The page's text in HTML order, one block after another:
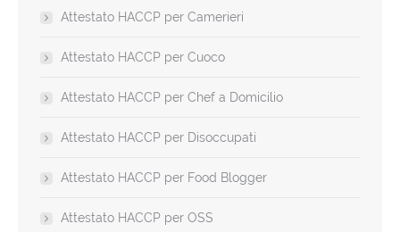
Attestato HACCP per Camerieri
Attestato HACCP per Cuoco
Attestato HACCP per Chef a Domicilio
Attestato HACCP per Disoccupati
Attestato HACCP per Food Blogger
Attestato HACCP per OSS